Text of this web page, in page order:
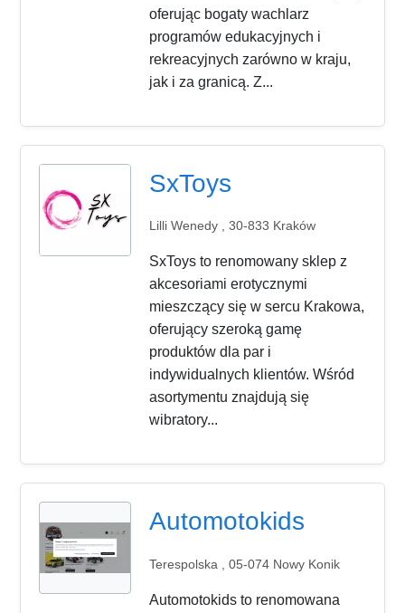
oferując bogaty wachlarz
programów edukacyjnych i
rekreacyjnych zarówno w kraju,
jak i za granicą. Z...
SxToys
Lilli Wenedy , 30-833 Kraków
SxToys to renomowany sklep z
akcesoriami erotycznymi
mieszczący się w sercu Krakowa,
oferujący szeroką gamę
produktów dla par i
indywidualnych klientów. Wśród
asortymentu znajdują się
wibratory...
Automotokids
Terespolska , 05-074 Nowy Konik
Automotokids to renomowana